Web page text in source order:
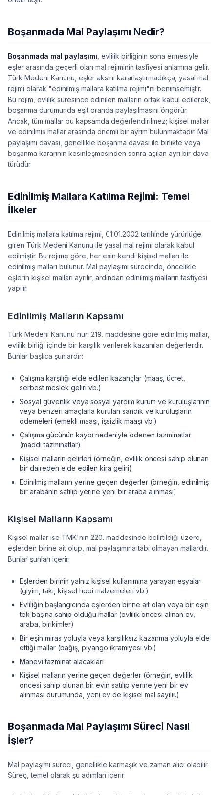
Boşanmada Mal Paylaşımı Nedir?
Boşanmada mal paylaşımı , evlilik birliğinin sona ermesiyle
eşler arasında geçerli olan mal rejiminin tasfiyesi anlamına gelir.
Türk Medeni Kanunu, eşler aksini kararlaştırmadıkça, yasal mal
rejimi olarak "edinilmiş mallara katılma rejimi"ni benimsemiştir.
Bu rejim, evlilik süresince edinilen malların ortak kabul edilerek,
boşanma durumunda eşit oranda paylaşılmasını öngörür.
Ancak, tüm mallar bu kapsamda değerlendirilmez; kişisel mallar
ve edinilmiş mallar arasında önemli bir ayrım bulunmaktadır. Mal
paylaşımı davası, genellikle boşanma davası ile birlikte veya
boşanma kararının kesinleşmesinden sonra açılan ayrı bir dava
türüdür.
Edinilmiş Mallara Katılma Rejimi: Temel
İlkeler
Edinilmiş mallara katılma rejimi, 01.01.2002 tarihinde yürürlüğe
giren Türk Medeni Kanunu ile yasal mal rejimi olarak kabul
edilmiştir. Bu rejime göre, her eşin kendi kişisel malları ile
edinilmiş malları bulunur. Mal paylaşımı sürecinde, öncelikle
eşlerin kişisel malları ayrılır, ardından edinilmiş malların tasfiyesi
yapılır.
Edinilmiş Malların Kapsamı
Türk Medeni Kanunu'nun 219. maddesine göre edinilmiş mallar,
evlilik birliği içinde bir karşılık verilerek kazanılan değerlerdir.
Bunlar başlıca şunlardır:
Çalışma karşılığı elde edilen kazançlar (maaş, ücret,
serbest meslek geliri vb.)
Sosyal güvenlik veya sosyal yardım kurum ve kuruluşlarının
veya benzeri amaçlarla kurulan sandık ve kuruluşların
ödemeleri (emekli maaşı, işsizlik maaşı vb.)
Çalışma gücünün kaybı nedeniyle ödenen tazminatlar
(maddi tazminatlar)
Kişisel malların gelirleri (örneğin, evlilik öncesi sahip olunan
bir daireden elde edilen kira geliri)
Edinilmiş malların yerine geçen değerler (örneğin, edinilmiş
bir arabanın satılıp yerine yeni bir araba alınması)
Kişisel Malların Kapsamı
Kişisel mallar ise TMK'nın 220. maddesinde belirtildiği üzere,
eşlerden birine ait olup, mal paylaşımına tabi olmayan mallardır.
Bunlar şunları içerir:
Eşlerden birinin yalnız kişisel kullanımına yarayan eşyalar
(giyim, takı, kişisel hobi malzemeleri vb.)
Evliliğin başlangıcında eşlerden birine ait olan veya bir eşin
tek başına sahip olduğu mallar (evlilik öncesi alınan ev,
araba, birikimler)
Bir eşin miras yoluyla veya karşılıksız kazanma yoluyla elde
ettiği mallar (bağış, piyango ikramiyesi vb.)
Manevi tazminat alacakları
Kişisel malların yerine geçen değerler (örneğin, evlilik
öncesi sahip olunan bir evin satılıp yerine yeni bir ev
alınması durumunda, yeni ev de kişisel mal sayılır.)
Boşanmada Mal Paylaşımı Süreci Nasıl
İşler?
Mal paylaşımı süreci, genellikle karmaşık ve zaman alıcı olabilir.
Süreç, temel olarak şu adımları içerir: